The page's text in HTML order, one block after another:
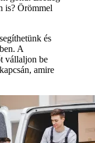
is? Örömmel
és
A
vállaljon be
kapcsán, amire